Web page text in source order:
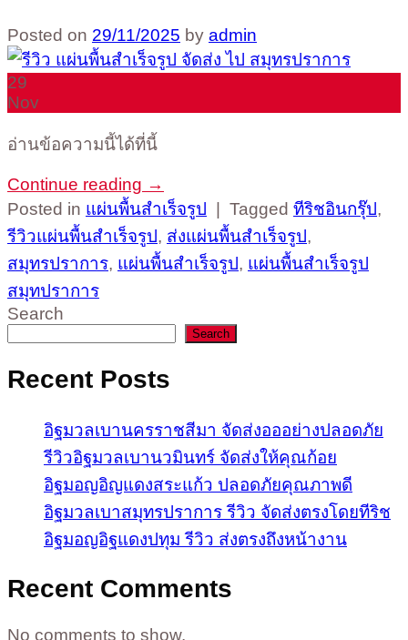
Posted on 29/11/2025 by admin
29
Nov
อ่านข้อความนี้ได้ที่นี้
Continue reading →
Posted in แผ่นพื้นสำเร็จรูป Tagged ทีริชอินกรุ๊ป,
รีวิวแผ่นพื้นสำเร็จรูป, ส่งแผ่นพื้นสำเร็จรูป,
สมุทรปราการ, แผ่นพื้นสำเร็จรูป, แผ่นพื้นสำเร็จรูป
สมุทปราการ
Search
Search
Recent Posts
อิฐมวลเบานครราชสีมา จัดส่งอออย่างปลอดภัย
รีวิวอิฐมวลเบานวมินทร์ จัดส่งให้คุณก้อย
อิฐมอญอิญแดงสระแก้ว ปลอดภัยคุณภาพดี
อิฐมวลเบาสมุทรปราการ รีวิว จัดส่งตรงโดยทีริช
อิฐมอญอิฐแดงปทุม รีวิว ส่งตรงถึงหน้างาน
Recent Comments
No comments to show.